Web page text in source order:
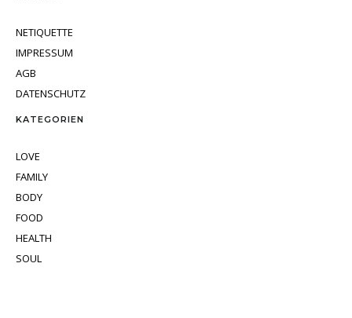
NETIQUETTE
IMPRESSUM
AGB
DATENSCHUTZ
KATEGORIEN
LOVE
FAMILY
BODY
FOOD
HEALTH
SOUL